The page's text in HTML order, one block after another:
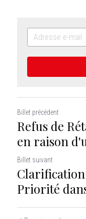
Billet précédent
Refus de
en raison
Billet suivant
Priorité